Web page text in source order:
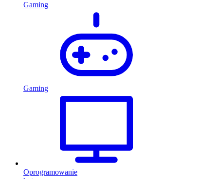
Gaming
Gaming
Oprogramowanie